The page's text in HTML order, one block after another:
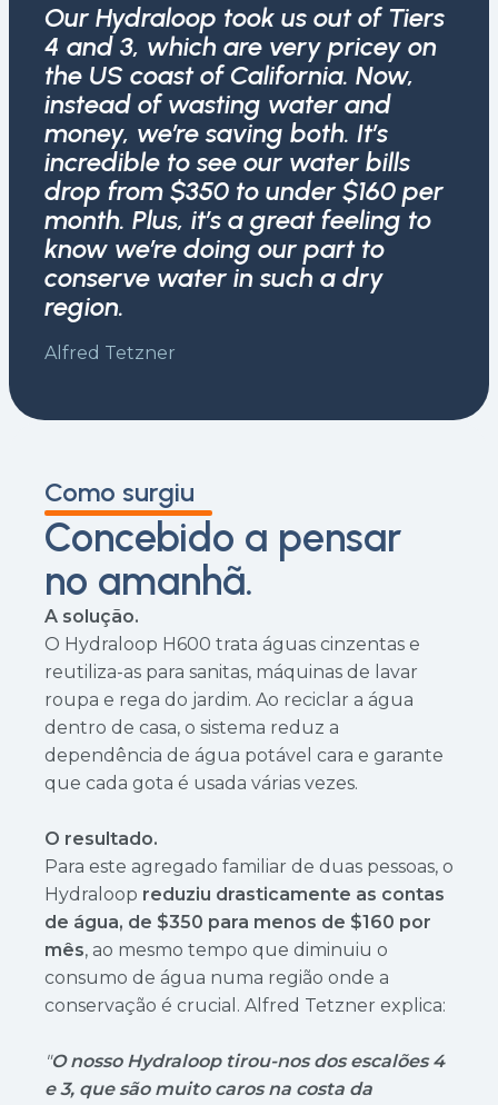
Our Hydraloop took us out of Tiers
4 and 3, which are very pricey on
the US coast of California. Now,
instead of wasting water and
money, we’re saving both. It’s
incredible to see our water bills
drop from $350 to under $160 per
month. Plus, it’s a great feeling to
know we’re doing our part to
conserve water in such a dry
region.
Alfred Tetzner
Como surgiu
Concebido a pensar
no amanhã.
A solução.
O Hydraloop H600 trata águas cinzentas e
reutiliza-as para sanitas, máquinas de lavar
roupa e rega do jardim. Ao reciclar a água
dentro de casa, o sistema reduz a
dependência de água potável cara e garante
que cada gota é usada várias vezes.
O resultado.
Para este agregado familiar de duas pessoas, o
Hydraloop reduziu drasticamente as contas
de água, de $350 para menos de $160 por
mês, ao mesmo tempo que diminuiu o
consumo de água numa região onde a
conservação é crucial. Alfred Tetzner explica:
"O nosso Hydraloop tirou-nos dos escalões 4
e 3, que são muito caros na costa da